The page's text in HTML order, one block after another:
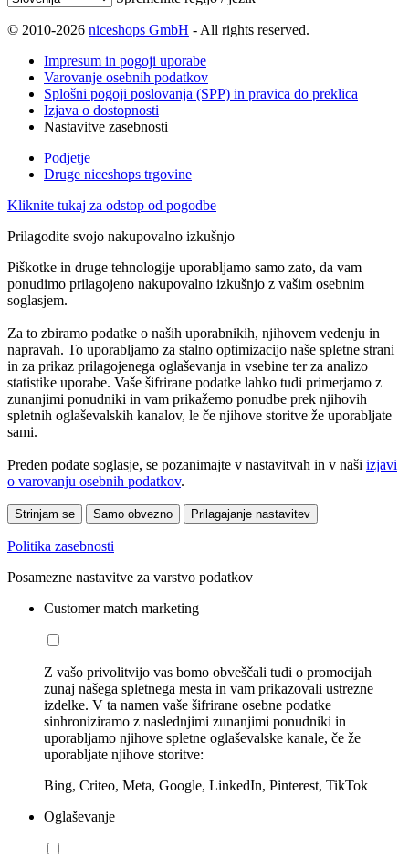
© 2010-2026 niceshops GmbH - All rights reserved.
Impresum in pogoji uporabe
Varovanje osebnih podatkov
Splošni pogoji poslovanja (SPP) in pravica do preklica
Izjava o dostopnosti
Nastavitve zasebnosti
Podjetje
Druge niceshops trgovine
Kliknite tukaj za odstop od pogodbe
Prilagodite svojo nakupovalno izkušnjo
Piškotke in druge tehnologije uporabljamo samo zato, da vam
ponudimo prilagojeno nakupovalno izkušnjo z vašim osebnim
soglasjem.
Za to zbiramo podatke o naših uporabnikih, njihovem vedenju in
napravah. To uporabljamo za stalno optimizacijo naše spletne strani
in za prikaz prilagojenega oglaševanja in vsebine ter za analizo
statistike uporabe. Vaše šifrirane podatke lahko tudi primerjamo z
zunanjimi ponudniki in vam prikažemo ponudbe prek njihovih
spletnih oglaševalskih kanalov, le če njihove storitve že uporabljate
sami.
Preden podate soglasje, se pozanimajte v nastavitvah in v naši izjavi
o varovanju osebnih podatkov.
Strinjam se Samo obvezno Prilagajanje nastavitev
Politika zasebnosti
Posamezne nastavitve za varstvo podatkov
Customer match marketing
Z vašo privolitvijo vas bomo obveščali tudi o promocijah
zunaj našega spletnega mesta in vam prikazovali ustrezne
izdelke. V ta namen vaše šifrirane osebne podatke
sinhroniziramo z naslednjimi zunanjimi ponudniki in
uporabljamo njihove spletne oglaševalske kanale, če že
uporabljate njihove storitve:
Bing, Criteo, Meta, Google, LinkedIn, Pinterest, TikTok
Oglaševanje